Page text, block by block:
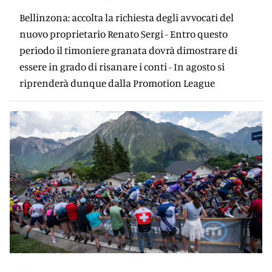
Bellinzona: accolta la richiesta degli avvocati del
nuovo proprietario Renato Sergi - Entro questo
periodo il timoniere granata dovrà dimostrare di
essere in grado di risanare i conti - In agosto si
riprenderà dunque dalla Promotion League